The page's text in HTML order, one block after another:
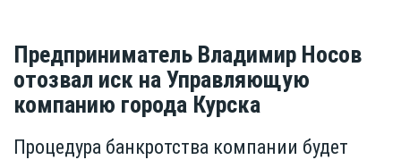
Предприниматель Владимир Носов
отозвал иск на Управляющую
компанию города Курска
Процедура банкротства компании будет